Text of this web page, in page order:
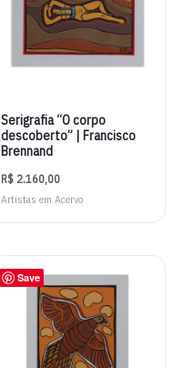
Serigrafia “O corpo
descoberto” | Francisco
Brennand
R$ 2.160,00
Artistas em Acervo
Save